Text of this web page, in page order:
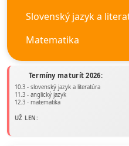
Slovenský jazyk a
Matematika
Termíny maturít 2026:
10.3 - slovenský jazyk a literatúra
11.3 - anglický jazyk
12.3 - matematika
UŽ LEN: